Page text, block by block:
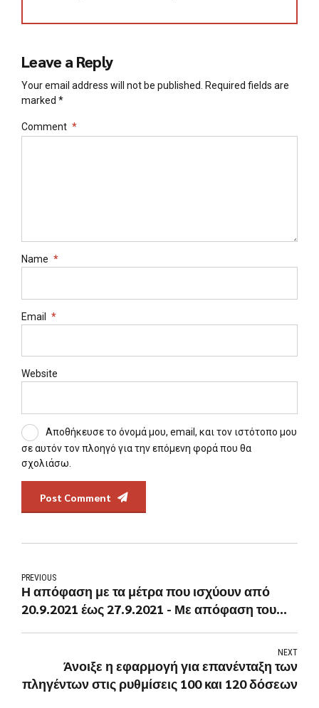
Leave a Reply
Your email address will not be published. Required fields are
marked *
Comment *
Name *
Email *
Website
Αποθήκευσε το όνομά μου, email, και τον ιστότοπο μου
σε αυτόν τον πλοηγό για την επόμενη φορά που θα
σχολιάσω.
Post Comment
PREVIOUS
Η απόφαση με τα μέτρα που ισχύουν από
20.9.2021 έως 27.9.2021 - Με απόφαση του
NEXT
Άνοιξε η εφαρμογή για επανένταξη των
πληγέντων στις ρυθμίσεις 100 και 120 δόσεων